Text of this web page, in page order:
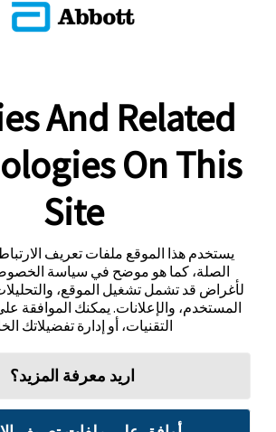
And Related
On This
Site
يستخدم هذا الموقع ملفات تعريف
الصلة، كما هو موضح في سياسة
لأغراض قد تشمل تشغيل الموقع،
المستخدم، والإعلانات. يمكنك الموافقة
التقنيات، أو إدارة تفضيلاتك
اريد معرفة المزيد؟